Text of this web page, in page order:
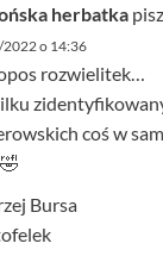
herbatka
o 14:36
rozwielitek…
coś w
Bursa